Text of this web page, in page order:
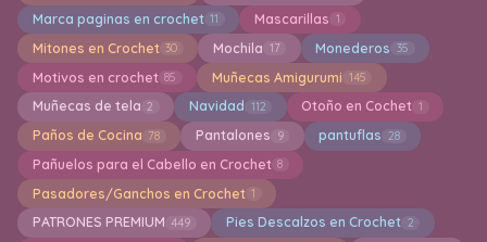
Marca paginas en crochet 11 Mascarillas 1
Mitones en Crochet 30 Mochila 17 Monederos 35
Motivos en crochet 85 Muñecas Amigurumi 145
Muñecas de tela 2 Navidad 112 Otoño en Cochet 1
Paños de Cocina 78 Pantalones 9 pantuflas 28
Pañuelos para el Cabello en Crochet 8
Pasadores/Ganchos en Crochet 1
PATRONES PREMIUM 449 Pies Descalzos en Crochet 2